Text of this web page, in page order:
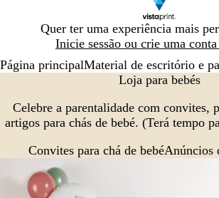
Quer ter uma experiência mais
Inicie sessão ou crie uma
Diapositivo
1
Página principalMaterial de escritório e
Loja para bebés
Celebre a parentalidade com convites,
artigos para chás de bebé. (Terá tempo
Convites para chá de bebéAnúncios